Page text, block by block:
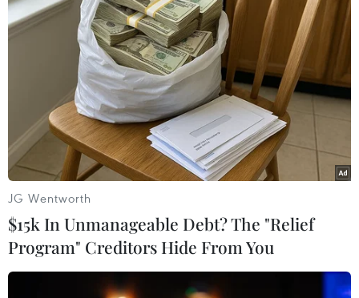
#cháy nhà Hà Nội
#Thường Tín
#Gia đình 4 người tử vong
#cháy nhà TP. Hà Nội
Theo dõi VietnamPlus
JG Wentworth
$15k In Unmanageable Debt? The "Relief
Program" Creditors Hide From You